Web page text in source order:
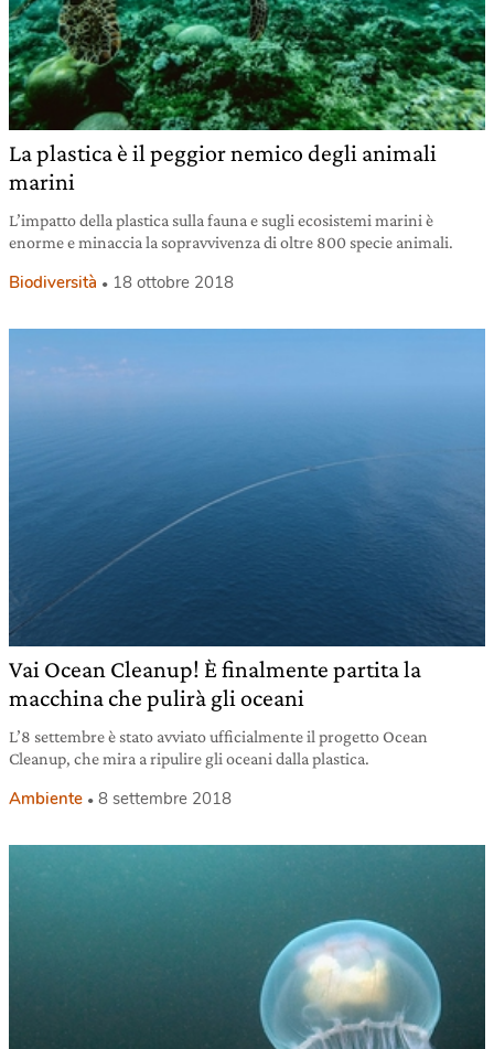
La plastica è il peggior nemico degli animali
marini
L’impatto della plastica sulla fauna e sugli ecosistemi marini è
enorme e minaccia la sopravvivenza di oltre 800 specie animali.
Biodiversità 18 ottobre 2018
Vai Ocean Cleanup! È finalmente partita la
macchina che pulirà gli oceani
L’8 settembre è stato avviato ufficialmente il progetto Ocean
Cleanup, che mira a ripulire gli oceani dalla plastica.
Ambiente 8 settembre 2018